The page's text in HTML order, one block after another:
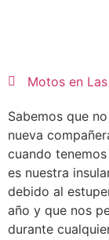
Motos en
Sabemos que
nueva
cuando
es nuestra
debido al
año y que nos
durante